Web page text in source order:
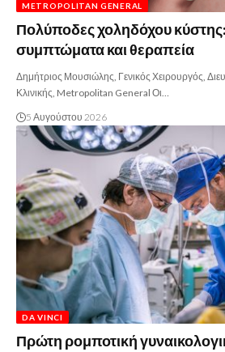
METROPOLITAN GENERAL
Πολύποδες χοληδόχου κύστης:
συμπτώματα και θεραπεία
Δημήτριος Μουσιώλης, Γενικός Χειρουργός,
Κλινικής, Metropolitan General Οι…
5 Αυγούστου 2026
DA VINCI
Πρώτη ρομποτική